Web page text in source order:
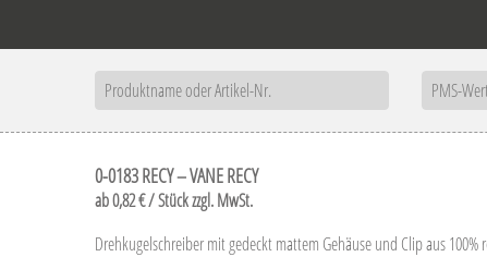
0-0183 RECY – VANE RECY
ab 0,82 € / Stück zzgl. MwSt.
Drehkugelschreiber mit gedeckt mattem Gehäuse und Clip aus 100%